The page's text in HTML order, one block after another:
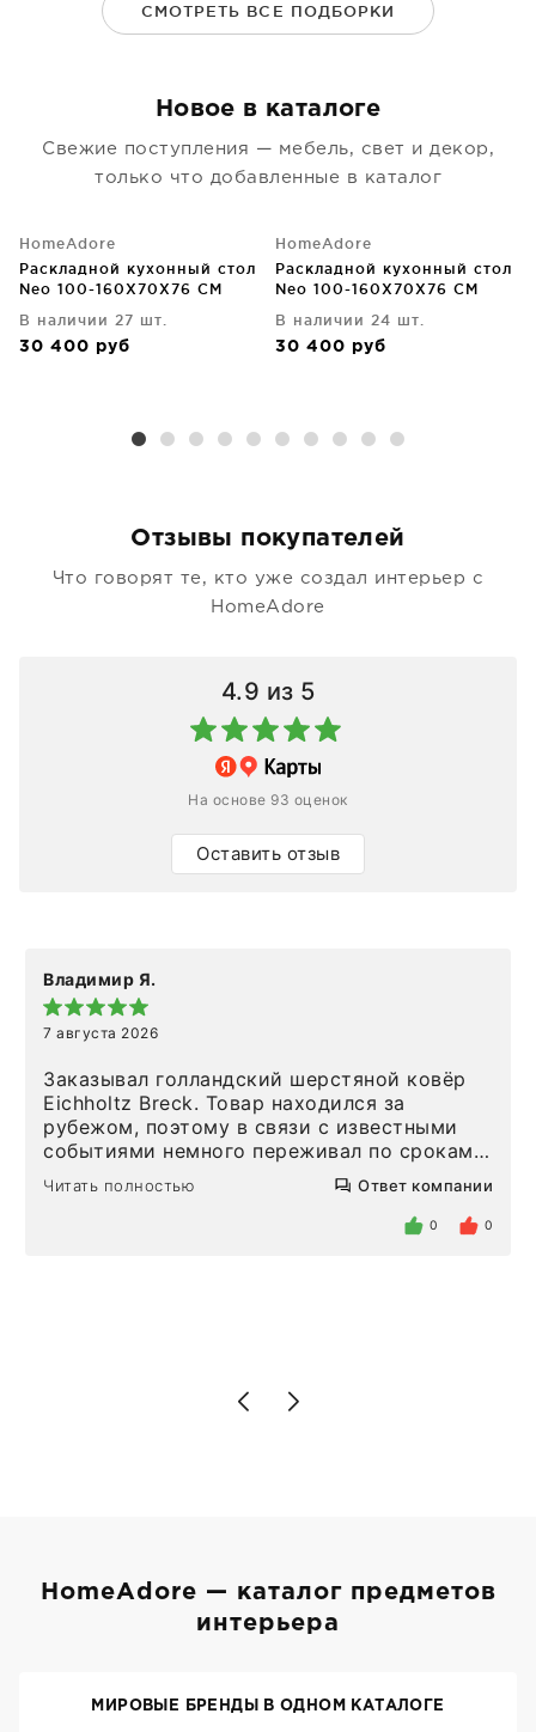
СМОТРЕТЬ ВСЕ ПОДБОРКИ
Новое в каталоге
Свежие поступления — мебель, свет и декор,
только что добавленные в каталог
HomeAdore
Раскладной кухонный стол
Neo 100-160X70X76 CM
В наличии 27 шт.
30 400 руб
HomeAdore
Раскладной кухонный стол
Neo 100-160X70X76 CM
В наличии 24 шт.
30 400 руб
Отзывы покупателей
Что говорят те, кто уже создал интерьер с
HomeAdore
4.9 из 5
На основе 93 оценок
Оставить отзыв
Владимир Я.
7 августа 2026
Заказывал голландский шерстяной ковёр
Eichholtz Breck. Товар находился за
рубежом, поэтому в связи с известными
событиями немного переживал по срокам.
Но homeadore привезли ровно в
определенное в договоре время, без
то качество выше всяких похвал. Выглядит
Читать полностью Ответ компании
0 0
HomeAdore — каталог предметов
интерьера
МИРОВЫЕ БРЕНДЫ В ОДНОМ КАТАЛОГЕ